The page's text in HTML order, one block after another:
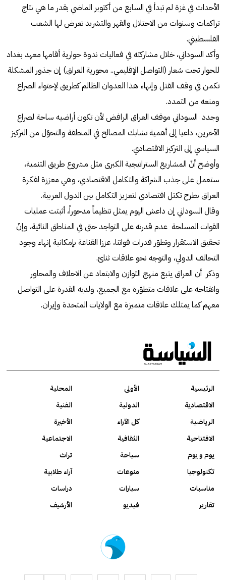
الأحداث في غزة لم تبدأ في السابع من أكتوبر الماضي بقدر ما هي نتاج
تراكمات وسنوات من الاحتلال والقهر والتشريد تعرض لها الشعب
الفلسطيني.
وأكد السوداني، خلال مشاركته في فعاليات ندوة حوارية أقامها معهد بغداد
للحوار تحت شعار (التواصل الإقليمي.. محورية العراق) إن جذور المشكلة
تكمن في وقف القتل وإنهاء هذا العدوان الظالم كطريق لإحتواء الصراع
ومنعه من التمدد.
وجدد السوداني موقف العراق الرافض لأن تكون أراضيه ساحة لصراع
الآخرين، داعيا إلى أهمية تشابك المصالح في المنطقة والتحوّل من التركيز
السياسي إلى التركيز الاقتصادي.
وأوضح أنّ المشاريع الستراتيجية الكبرى مثل مشروع طريق التنمية،
ستعمل على جذب الشراكة والتكامل الاقتصادي، وهي معززة لفكرة
العراق بطرح تكتل اقتصادي لتعزيز التكامل بين الدول العربية.
وقال السوداني إن داعش اليوم يمثل تنظيماً مدحوراً، أثبتت عمليات
القوات المسلحة عدم قدرته على التواجد حتى في المناطق النائية، وإنّ
تحقيق الاستقرار وتطوّر قدرات قواتنا، عززا القناعة بإمكانية إنهاء وجود
التحالف الدولي، والتوجه نحو علاقات ثنائ.
وذكر أن العراق يتبع منهج التوازن والابتعاد عن الاحلاف والمحاور
وانفتاحه على علاقات متطوّرة مع الجميع، ولديه القدرة على التواصل
معهم كما يمتلك علاقات متميزة مع الولايات المتحدة وإيران.
الرئيسية الأولى
المحلية
الاقتصادية
الدولية
الفنية
الرياضية
كل الآراء
الأخيرة
الافتتاحية
الثقافية
الاجتماعية
يوم و يوم
سياحة
تراث
تكنولوجيا
منوعات
آراء طلابية
مناسبات
سيارات
دراسات
تقارير
فيديو الأرشيف